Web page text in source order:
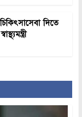
দিতে